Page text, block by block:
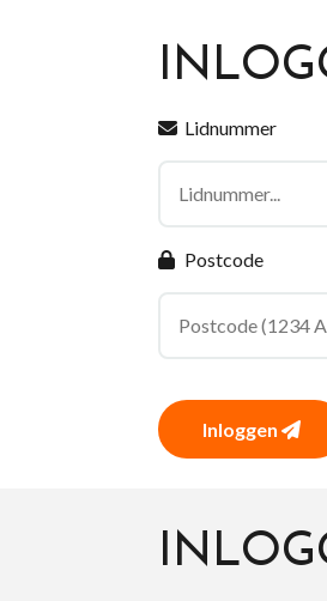
Lidnummer
Postcode
Inloggen